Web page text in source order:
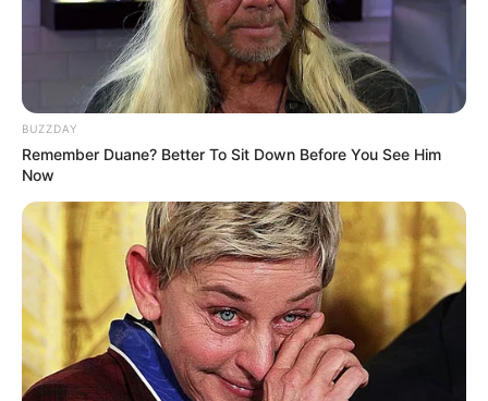
BUZZDAY
Remember Duane? Better To Sit Down Before You See Him
Now